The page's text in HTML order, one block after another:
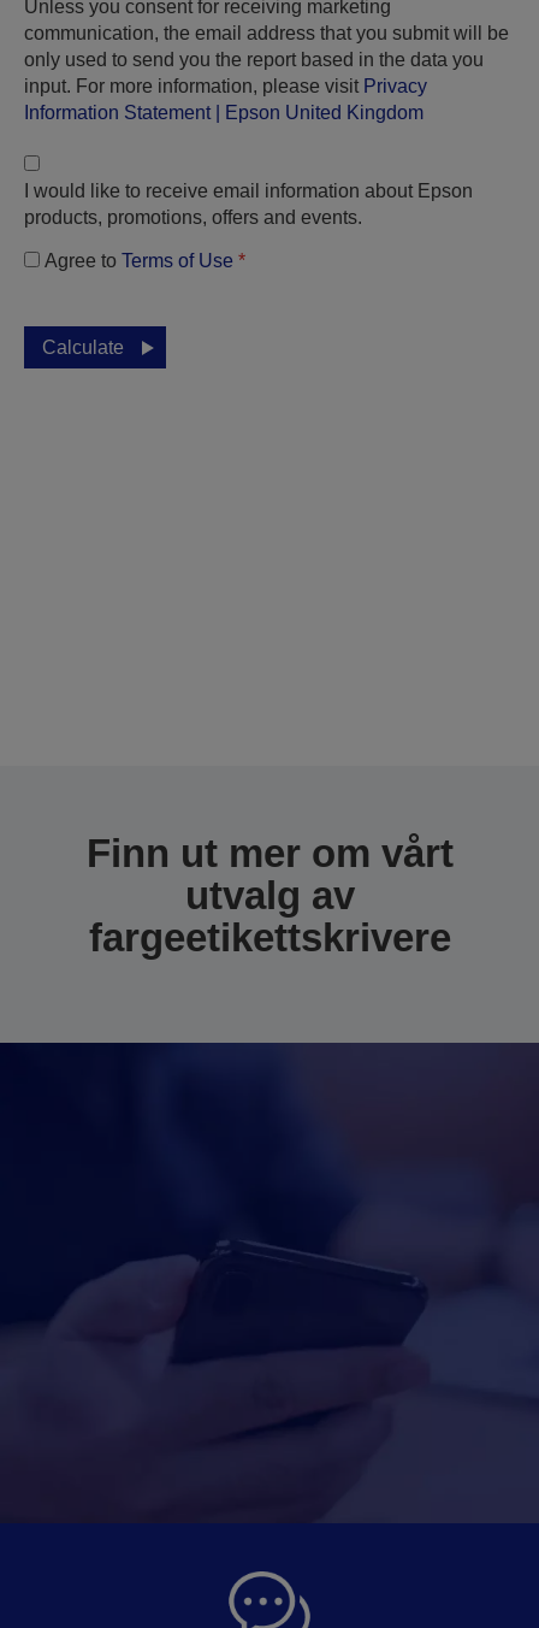
Unless you consent for receiving marketing
communication, the email address that you submit will be
only used to send you the report based in the data you
input. For more information, please visit Privacy
Information Statement | Epson United Kingdom
I would like to receive email information about Epson
products, promotions, offers and events.
Agree to Terms of Use *
Calculate
Finn ut mer om vårt
utvalg av
fargeetikettskrivere